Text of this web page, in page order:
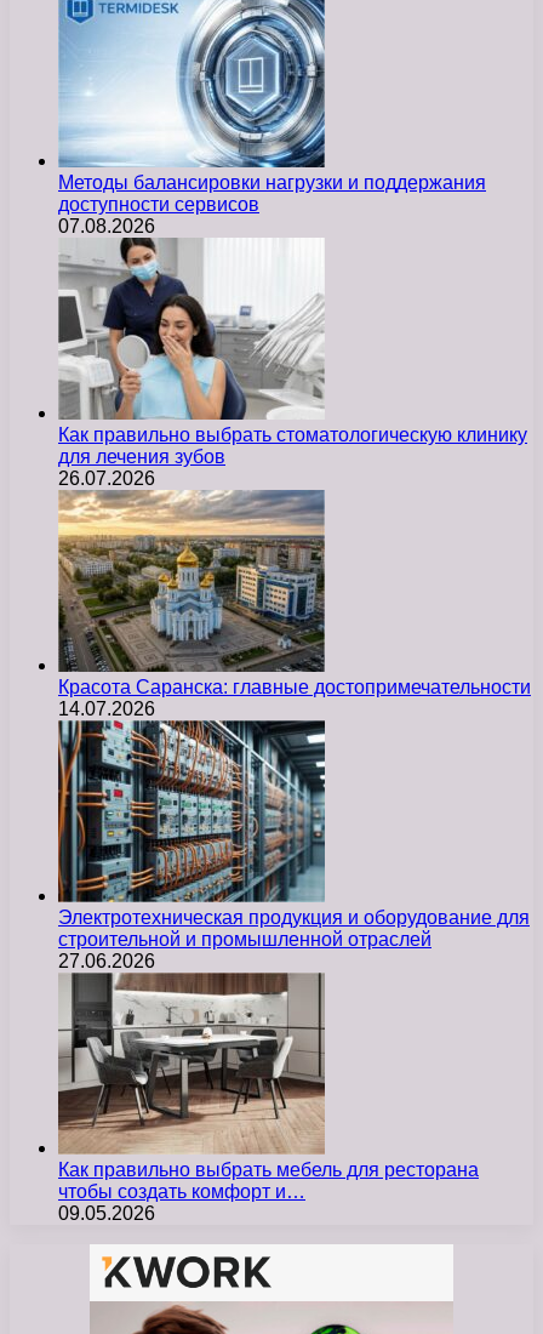
Методы балансировки нагрузки и поддержания
доступности сервисов
07.08.2026
Как правильно выбрать стоматологическую клинику
для лечения зубов
26.07.2026
Красота Саранска: главные достопримечательности
14.07.2026
Электротехническая продукция и оборудование для
строительной и промышленной отраслей
27.06.2026
Как правильно выбрать мебель для ресторана
чтобы создать комфорт и…
09.05.2026